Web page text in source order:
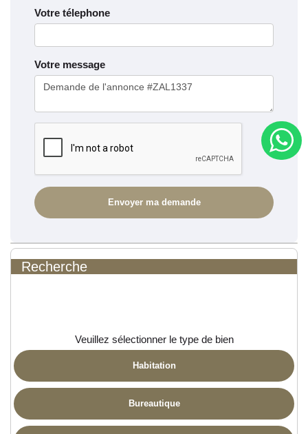
Votre télephone
Votre message
Recherche
Veuillez sélectionner le type de bien
Habitation
Bureautique